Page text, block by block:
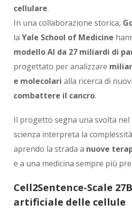
cellulare.
In una collaborazione storica,
la Yale School of Medicine
modello AI da 27 miliardi di
progettato per analizzare
e molecolari alla ricerca di
combattere il cancro.
Il progetto segna una svolta nel
scienza interpreta la
aprendo la strada a nuove
e a una medicina sempre più
Cell2Sentence-Scale
artificiale delle cellule